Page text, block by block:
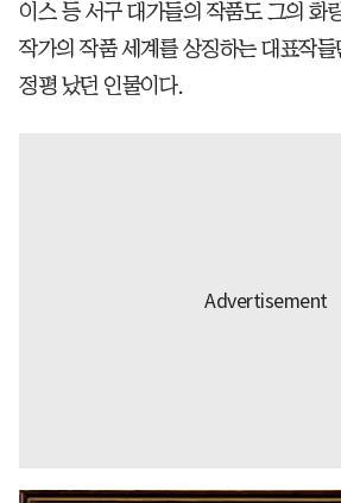
이스 등 서구 대가들의 작품도 그의 화
작가의 작품 세계를 상징하는 대표작
정평 났던 인물이다.